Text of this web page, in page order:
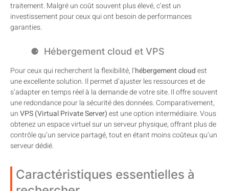
traitement. Malgré un coût souvent plus élevé, c’est un
investissement pour ceux qui ont besoin de performances
garanties.
Hébergement cloud et VPS
Pour ceux qui recherchent la flexibilité, l’hébergement cloudest
une excellente solution. Il permet d’ajuster les ressources et de
s’adapter en temps réel à la demande de votre site. Il offre souvent
une redondance pour la sécurité des données. Comparativement,
unVPS (Virtual Private Server)est une option intermédiaire. Vous
obtenez un espace virtuel sur un serveur physique, offrant plus de
contrôle qu’un service partagé, tout en étant moins coûteux qu’un
serveur dédié.
Caractéristiques essentielles à